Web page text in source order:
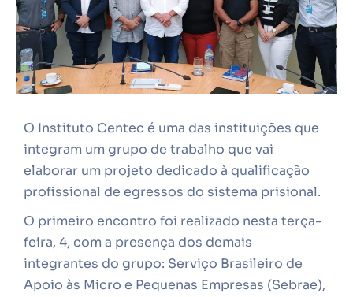
O Instituto Centec é uma das instituições que
integram um grupo de trabalho que vai
elaborar um projeto dedicado à qualificação
profissional de egressos do sistema prisional.
O primeiro encontro foi realizado nesta terça-
feira, 4, com a presença dos demais
integrantes do grupo: Serviço Brasileiro de
Apoio às Micro e Pequenas Empresas (Sebrae),